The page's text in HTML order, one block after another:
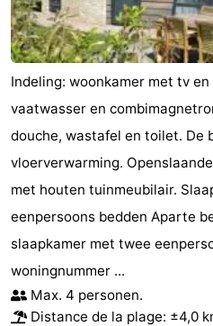
Indeling: woonkamer met tv
vaatwasser en
douche, wastafel en toilet. De
vloerverwarming.
met houten tuinmeubilair.
eenpersoons bedden Aparte
slaapkamer met twee
woningnummer ...
Max. 4 personen.
Distance de la plage: ±4,0